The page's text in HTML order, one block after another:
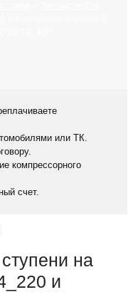
или ТК.
компрессорного
счет.
на
и